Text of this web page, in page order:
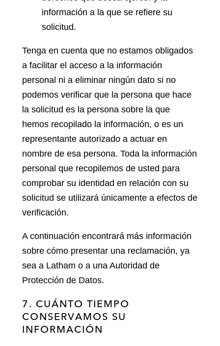
información a la que se refiere su
solicitud.
Tenga en cuenta que no estamos obligados
a facilitar el acceso a la información
personal ni a eliminar ningún dato si no
podemos verificar que la persona que hace
la solicitud es la persona sobre la que
hemos recopilado la información, o es un
representante autorizado a actuar en
nombre de esa persona. Toda la información
personal que recopilemos de usted para
comprobar su identidad en relación con su
solicitud se utilizará únicamente a efectos de
verificación.
A continuación encontrará más información
sobre cómo presentar una reclamación, ya
sea a Latham o a una Autoridad de
Protección de Datos.
7. CUÁNTO TIEMPO
CONSERVAMOS SU
INFORMACIÓN